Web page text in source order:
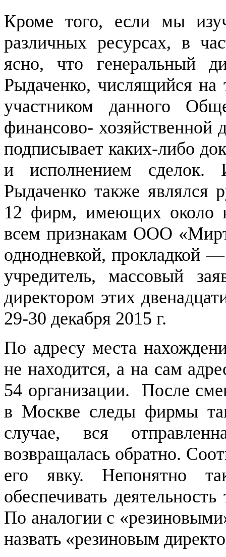
Кроме того, если мы
различных ресурсах, в
ясно, что генеральный
Рыдаченко, числящийся
участником данного
финансово-
подписывает каких-либо
и исполнением сделок.
Рыдаченко также являлся
12 фирм, имеющих около
всем признакам ООО
однодневкой, прокладкой
учредитель, массовый
директором этих
29-30 декабря 2015 г.
По адресу места
не находится, а на сам
54 организации. После
в Москве следы фирмы
случае, вся
возвращалась обратно.
его явку. Непонятно
обеспечивать
По аналогии с
назвать «резиновым